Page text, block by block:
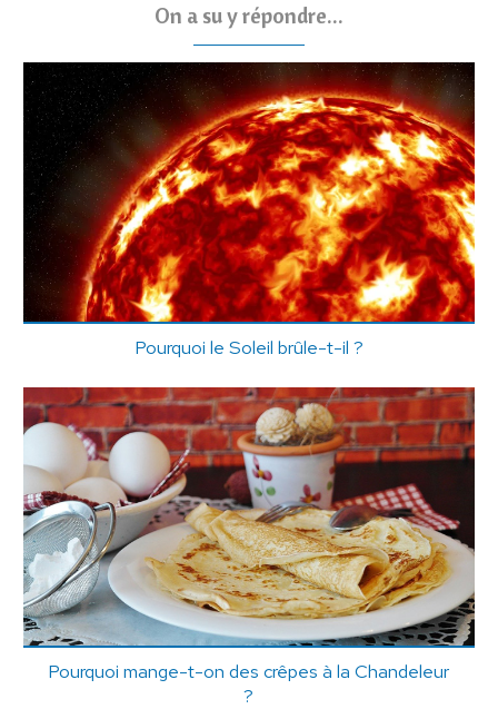
On a su y répondre...
Pourquoi le Soleil brûle-t-il ?
Pourquoi mange-t-on des crêpes à la Chandeleur
?